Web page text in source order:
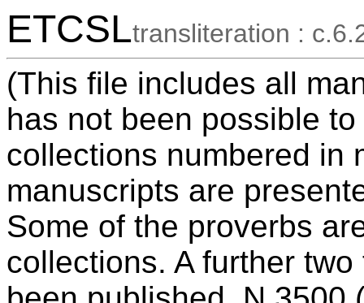
ETCSLtransliteration :
(This file includes all
has not been possible
collections numbered in
manuscripts are
Some of the proverbs
collections. A further